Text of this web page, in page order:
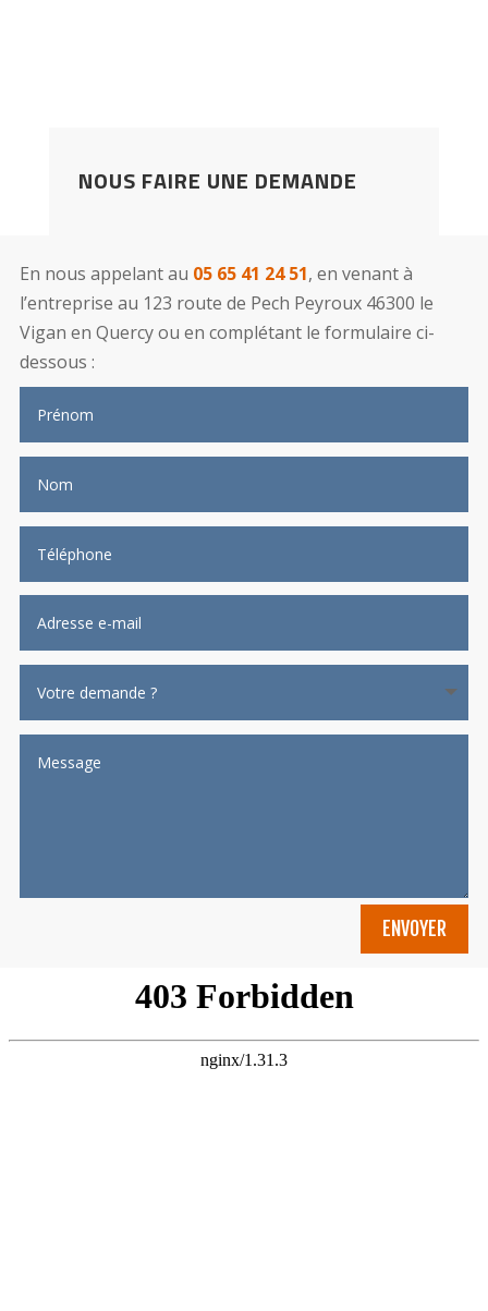
NOUS FAIRE UNE DEMANDE
En nous appelant au 05 65 41 24 51, en venant à
l’entreprise au 123 route de Pech Peyroux 46300 le
Vigan en Quercy ou en complétant le formulaire ci-
dessous :
ENVOYER